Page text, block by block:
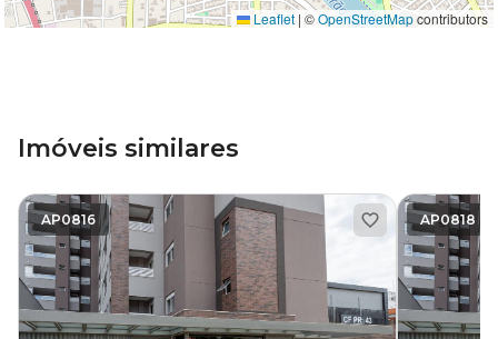
Leaflet | ©OpenStreetMapcontributors
Imóveis similares
AP0816 AP0818